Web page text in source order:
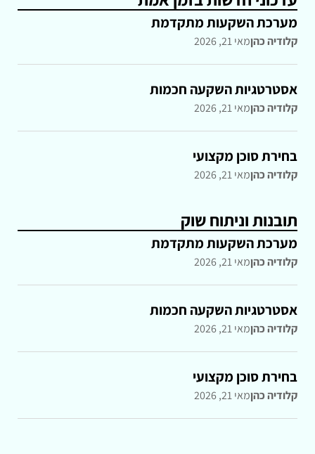
מערכת השקעות מתקדמת
קלודיה כהןמאי 21, 2026
אסטרטגיות השקעה חכמות
קלודיה כהןמאי 21, 2026
בחירת סוכן מקצועי
קלודיה כהןמאי 21, 2026
תובנות וניתוח שוק
מערכת השקעות מתקדמת
קלודיה כהןמאי 21, 2026
אסטרטגיות השקעה חכמות
קלודיה כהןמאי 21, 2026
בחירת סוכן מקצועי
קלודיה כהןמאי 21, 2026